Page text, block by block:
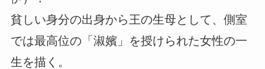
貧しい身分の出身から王の生母として、側室
では最高位の「淑嬪」を授けられた女性の一
生を描く。